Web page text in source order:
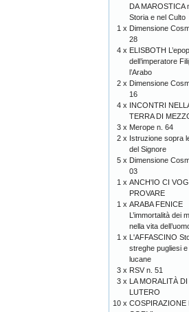
DA MAROSTICA
Storia e nel Culto
1 x Dimensione
28
4 x ELISBOTH
dell’imperatore
l’Arabo
2 x Dimensione
16
4 x INCONTRI
TERRA DI
3 x Merope n. 64
2 x Istruzione sopra
del Signore
5 x Dimensione
03
1 x ANCH'IO CI
PROVARE
1 x ARABA FENICE
L’immortalità dei
nella vita
1 x L'AFFASCINO
streghe pugliesi e
lucane
3 x RSV n. 51
3 x LA MORALITÀ DI
LUTERO
10 x COSPIRAZIONE